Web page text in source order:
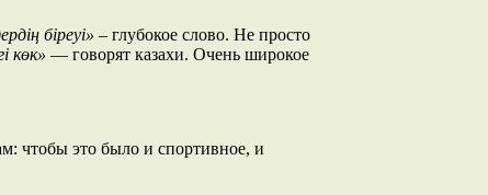
біреуі» – глубокое слово. Не просто
көк» — говорят казахи. Очень широкое
чтобы это было и спортивное, и